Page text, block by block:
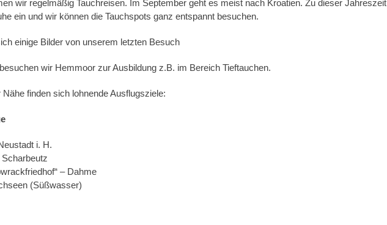
wir regelmäßig Tauchreisen. Im September geht es meist nach Kroatien. Zu dieser Jahreszeit
ein und wir können die Tauchspots ganz entspannt besuchen.
einige Bilder von unserem letzten Besuch
wir Hemmoor zur Ausbildung z.B. im Bereich Tieftauchen.
finden sich lohnende Ausflugsziele:
i. H.
Scharbeutz
– Dahme
(Süßwasser)